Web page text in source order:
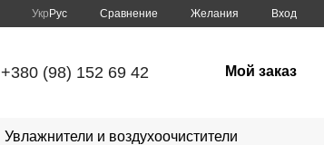
Укр Рус Сравнение Желания Вход
+380 (98) 152 69 42 Мой заказ
Увлажнители и воздухоочистители